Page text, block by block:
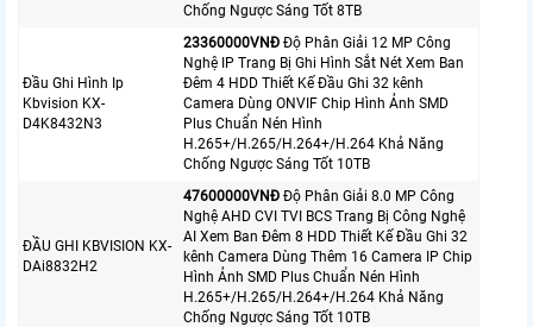
Chống Ngược Sáng Tốt 8TB
Đầu Ghi Hình Ip
Kbvision KX-
D4K8432N3
23360000VNÐ Độ Phân Giải 12 MP Công
Nghệ IP Trang Bị Ghi Hình Sắt Nét Xem Ban
Đêm 4 HDD Thiết Kế Đầu Ghi 32 kênh
Camera Dùng ONVIF Chip Hình Ảnh SMD
Plus Chuẩn Nén Hình
H.265+/H.265/H.264+/H.264 Khả Năng
Chống Ngược Sáng Tốt 10TB
ĐẦU GHI KBVISION KX-
DAi8832H2
47600000VNÐ Độ Phân Giải 8.0 MP Công
Nghệ AHD CVI TVI BCS Trang Bị Công Nghệ
AI Xem Ban Đêm 8 HDD Thiết Kế Đầu Ghi 32
kênh Camera Dùng Thêm 16 Camera IP Chip
Hình Ảnh SMD Plus Chuẩn Nén Hình
H.265+/H.265/H.264+/H.264 Khả Năng
Chống Ngược Sáng Tốt 10TB